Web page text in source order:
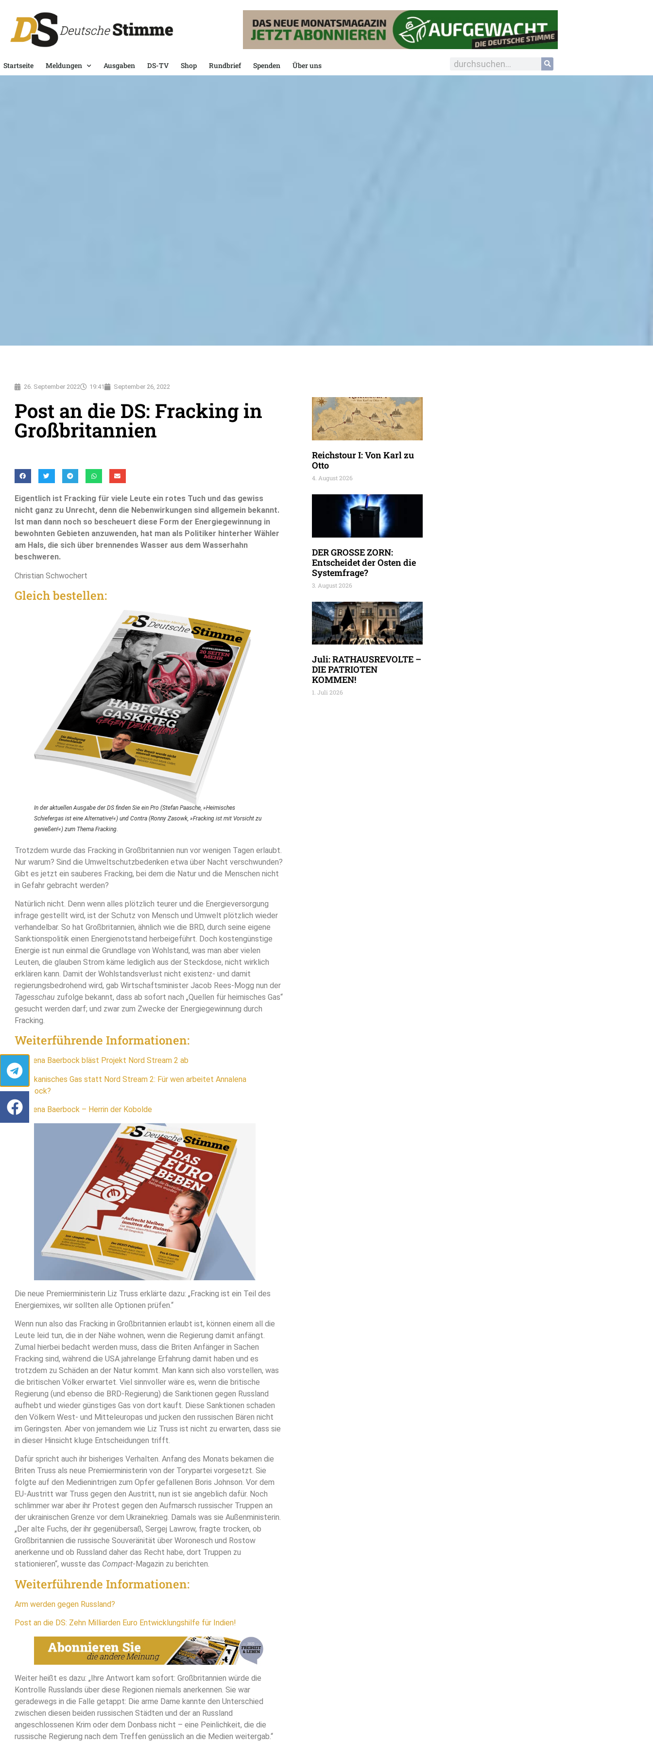
Startseite Meldungen Ausgaben DS-TV Shop Rundbrief Spenden Über uns
26. September 2022 19:41 September 26, 2022
Post an die DS: Fracking in
Großbritannien
Eigentlich ist Fracking für viele Leute ein rotes Tuch und das gewiss
nicht ganz zu Unrecht, denn die Nebenwirkungen sind allgemein bekannt.
Ist man dann noch so bescheuert diese Form der Energiegewinnung in
bewohnten Gebieten anzuwenden, hat man als Politiker hinterher Wähler
am Hals, die sich über brennendes Wasser aus dem Wasserhahn
beschweren.
Christian Schwochert
Gleich bestellen:
In der aktuellen Ausgabe der DS finden Sie ein Pro (Stefan Paasche, »Heimisches
Schiefergas ist eine Alternative!«) und Contra (Ronny Zasowk, »Fracking ist mit Vorsicht zu
genießen!«) zum Thema Fracking.
Trotzdem wurde das Fracking in Großbritannien nun vor wenigen Tagen erlaubt.
Nur warum? Sind die Umweltschutzbedenken etwa über Nacht verschwunden?
Gibt es jetzt ein sauberes Fracking, bei dem die Natur und die Menschen nicht
in Gefahr gebracht werden?
Natürlich nicht. Denn wenn alles plötzlich teurer und die Energieversorgung
infrage gestellt wird, ist der Schutz von Mensch und Umwelt plötzlich wieder
verhandelbar. So hat Großbritannien, ähnlich wie die BRD, durch seine eigene
Sanktionspolitik einen Energienotstand herbeigeführt. Doch kostengünstige
Energie ist nun einmal die Grundlage von Wohlstand, was man aber vielen
Leuten, die glauben Strom käme lediglich aus der Steckdose, nicht wirklich
erklären kann. Damit der Wohlstandsverlust nicht existenz- und damit
regierungsbedrohend wird, gab Wirtschaftsminister Jacob Rees-Mogg nun der
Tagesschau zufolge bekannt, dass ab sofort nach „Quellen für heimisches Gas“
gesucht werden darf; und zwar zum Zwecke der Energiegewinnung durch
Fracking.
Weiterführende Informationen:
Annalena Baerbock bläst Projekt Nord Stream 2 ab
Amerikanisches Gas statt Nord Stream 2: Für wen arbeitet Annalena
Baerbock?
Annalena Baerbock – Herrin der Kobolde
Die neue Premierministerin Liz Truss erklärte dazu: „Fracking ist ein Teil des
Energiemixes, wir sollten alle Optionen prüfen.“
Wenn nun also das Fracking in Großbritannien erlaubt ist, können einem all die
Leute leid tun, die in der Nähe wohnen, wenn die Regierung damit anfängt.
Zumal hierbei bedacht werden muss, dass die Briten Anfänger in Sachen
Fracking sind, während die USA jahrelange Erfahrung damit haben und es
trotzdem zu Schäden an der Natur kommt. Man kann sich also vorstellen, was
die britischen Völker erwartet. Viel sinnvoller wäre es, wenn die britische
Regierung (und ebenso die BRD-Regierung) die Sanktionen gegen Russland
aufhebt und wieder günstiges Gas von dort kauft. Diese Sanktionen schaden
den Völkern West- und Mitteleuropas und jucken den russischen Bären nicht
im Geringsten. Aber von jemandem wie Liz Truss ist nicht zu erwarten, dass sie
in dieser Hinsicht kluge Entscheidungen trifft.
Dafür spricht auch ihr bisheriges Verhalten. Anfang des Monats bekamen die
Briten Truss als neue Premierministerin von der Torypartei vorgesetzt. Sie
folgte auf den Medienintrigen zum Opfer gefallenen Boris Johnson. Vor dem
EU-Austritt war Truss gegen den Austritt, nun ist sie angeblich dafür. Noch
schlimmer war aber ihr Protest gegen den Aufmarsch russischer Truppen an
der ukrainischen Grenze vor dem Ukrainekrieg. Damals was sie Außenministerin.
„Der alte Fuchs, der ihr gegenübersaß, Sergej Lawrow, fragte trocken, ob
Großbritannien die russische Souveränität über Woronesch und Rostow
anerkenne und ob Russland daher das Recht habe, dort Truppen zu
stationieren“, wusste das Compact-Magazin zu berichten.
Weiterführende Informationen:
Arm werden gegen Russland?
Post an die DS: Zehn Milliarden Euro Entwicklungshilfe für Indien!
Weiter heißt es dazu: „Ihre Antwort kam sofort: Großbritannien würde die
Kontrolle Russlands über diese Regionen niemals anerkennen. Sie war
geradewegs in die Falle getappt: Die arme Dame kannte den Unterschied
zwischen diesen beiden russischen Städten und der an Russland
angeschlossenen Krim oder dem Donbass nicht – eine Peinlichkeit, die die
russische Regierung nach dem Treffen genüsslich an die Medien weitergab.“
Reichstour I: Von Karl zu
Otto
4. August 2026
DER GROSSE ZORN:
Entscheidet der Osten die
Systemfrage?
3. August 2026
Juli: RATHAUSREVOLTE –
DIE PATRIOTEN
KOMMEN!
1. Juli 2026